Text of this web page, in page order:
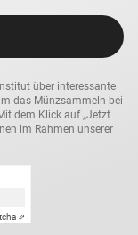
über interessante
das Münzsammeln bei
dem Klick auf „Jetzt
im Rahmen unserer
⇗